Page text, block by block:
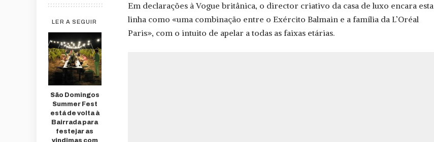
LER A SEGUIR
São Domingos
Summer Fest
está de volta à
Bairrada para
festejar as
vindimas com
Em declarações à Vogue britânica, o director criativo da casa de luxo encara esta
linha como «uma combinação entre o Exército Balmain e a família da L’Oréal
Paris», com o intuito de apelar a todas as faixas etárias.